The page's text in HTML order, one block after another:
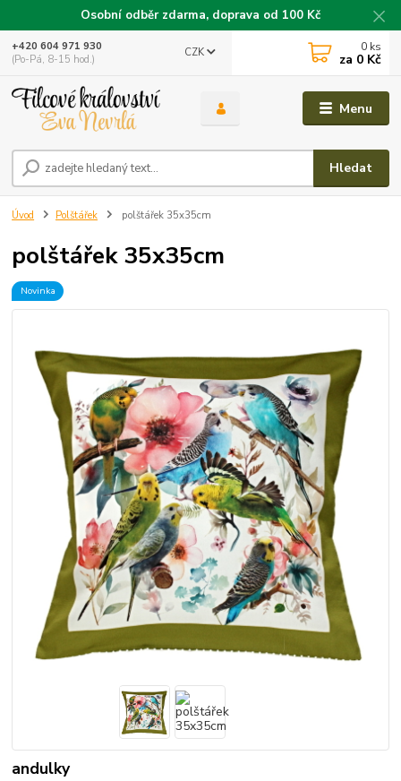
Osobní odběr zdarma, doprava od 100 Kč
Menu
CZK
Hledat
+420 604 971 930
(Po-Pá, 8-15 hod.)
0 ks
za 0 Kč
Úvod Polštářek polštářek 35x35cm
polštářek 35x35cm
Novinka
andulky